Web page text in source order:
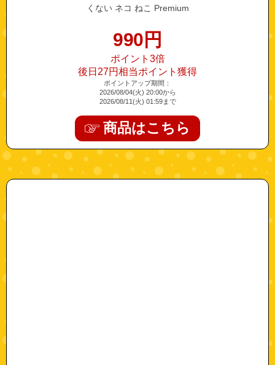
くない ネコ ねこ Premium
990 円
ポイント3倍
後日27円相当ポイント獲得
ポイントアップ期間：
2026/08/04(火) 20:00から
2026/08/11(火) 01:59まで
商品はこちら
"maru-b016onyxwm-5"